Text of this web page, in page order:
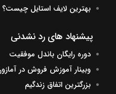
بهترین لایف استایل چیست؟
پیشنهاد های رد نشدنی
دوره رایگان باندل موفقیت
وبینار آموزش فروش در
بزرگترین اتفاق زندگیم